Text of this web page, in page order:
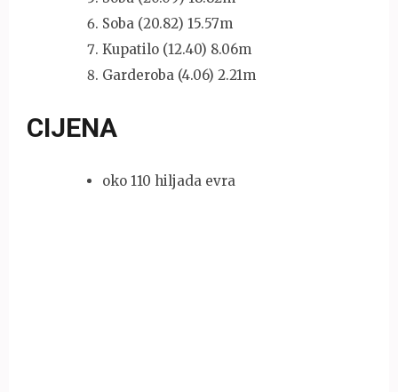
Soba (20.82) 15.57m
Kupatilo (12.40) 8.06m
Garderoba (4.06) 2.21m
CIJENA
oko 110 hiljada evra